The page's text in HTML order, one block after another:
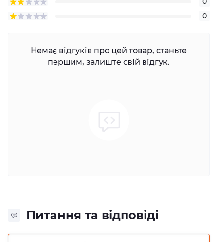
0
Немає відгуків про цей товар, станьте
першим, залиште свій відгук.
Питання та відповіді